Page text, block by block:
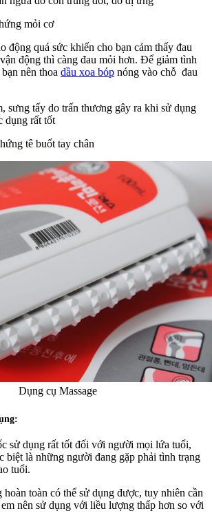
mỏi cơ
động quá sức khiến cho bạn cảm thấy đau
động thì càng đau mỏi hơn. Để giảm tình
nên thoa dầu xoa bóp nóng vào chỗ đau
sưng tấy do trấn thương gây ra khi sử dụng
dụng rất tốt
tê buốt tay chân
Dụng cụ Massage
sử dụng rất tốt đối với người mọi lứa tuổi,
biệt là những người đang gặp phải tình trạng
tuổi.
toàn có thể sử dụng được, tuy nhiên cần
nên sử dụng với liều lượng thấp hơn so với